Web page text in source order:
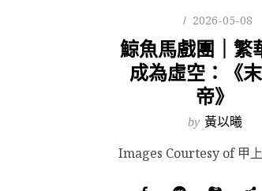
2026-05-08
鯨魚馬戲團｜繁
成為虛空：《
帝》
by 黃以曦